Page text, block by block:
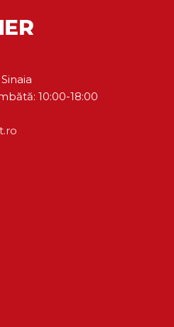
10:00-18:00